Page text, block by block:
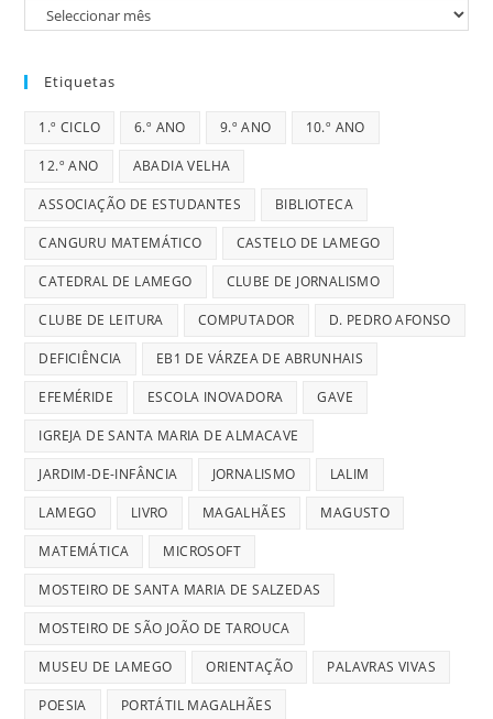
Arquivos
Etiquetas
1.º CICLO 6.º ANO 9.º ANO 10.º ANO
12.º ANO ABADIA VELHA
ASSOCIAÇÃO DE ESTUDANTES BIBLIOTECA
CANGURU MATEMÁTICO CASTELO DE LAMEGO
CATEDRAL DE LAMEGO CLUBE DE JORNALISMO
CLUBE DE LEITURA COMPUTADOR D. PEDRO AFONSO
DEFICIÊNCIA EB1 DE VÁRZEA DE ABRUNHAIS
EFEMÉRIDE ESCOLA INOVADORA GAVE
IGREJA DE SANTA MARIA DE ALMACAVE
JARDIM-DE-INFÂNCIA JORNALISMO LALIM
LAMEGO LIVRO MAGALHÃES MAGUSTO
MATEMÁTICA MICROSOFT
MOSTEIRO DE SANTA MARIA DE SALZEDAS
MOSTEIRO DE SÃO JOÃO DE TAROUCA
MUSEU DE LAMEGO ORIENTAÇÃO PALAVRAS VIVAS
POESIA PORTÁTIL MAGALHÃES